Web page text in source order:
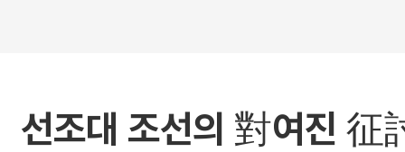
선조대 조선의 對여진